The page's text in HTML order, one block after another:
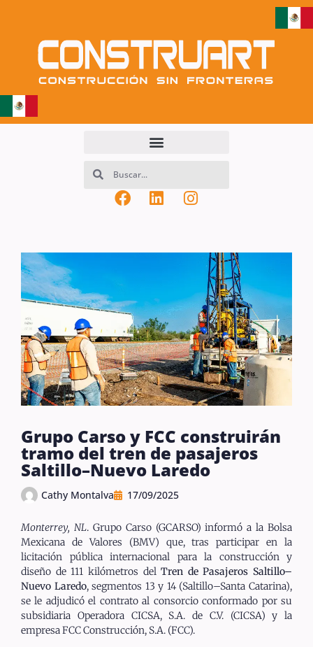
Grupo Carso y FCC construirán
tramo del tren de pasajeros
Saltillo–Nuevo Laredo
Cathy Montalva 17/09/2025
Monterrey, NL. Grupo Carso (GCARSO) informó a la Bolsa
Mexicana de Valores (BMV) que, tras participar en la
licitación pública internacional para la construcción y
diseño de 111 kilómetros delTren de Pasajeros Saltillo–
Nuevo Laredo, segmentos 13 y 14 (Saltillo–Santa Catarina),
se le adjudicó el contrato al consorcio conformado por su
subsidiaria Operadora CICSA, S.A. de C.V. (CICSA) y la
empresa FCC Construcción, S.A. (FCC).